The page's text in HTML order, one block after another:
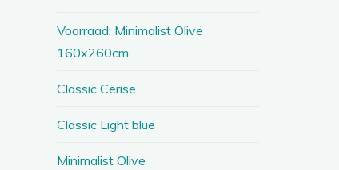
Voorraad: Minimalist Olive
160x260cm
Classic Cerise
Classic Light blue
Minimalist Olive